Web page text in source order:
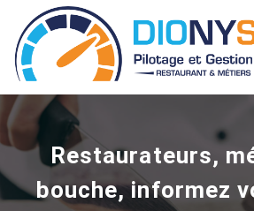
Nos conseillers
DionySols
Nos versions
Restaurateurs,
bouche, informez